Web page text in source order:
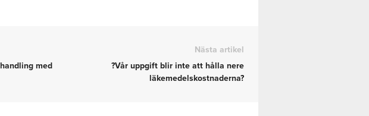
med
Nästa artikel
?Vår uppgift blir inte att hålla nere
läkemedelskostnaderna?